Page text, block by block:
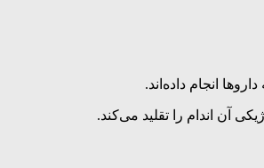
انجام داده‌اند.
آن اندام را تقلید می‌کند.